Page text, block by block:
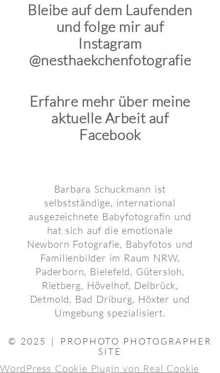
Bleibe auf dem Laufenden
und folge mir auf
Instagram
@nesthaekchenfotografie
Erfahre mehr über meine
aktuelle Arbeit auf
Facebook
Barbara Schuckmann ist
selbstständige, international
ausgezeichnete Babyfotografin und
hat sich auf die emotionale
Newborn Fotografie, Babyfotos und
Familienbilder im Raum NRW,
Paderborn, Bielefeld, Gütersloh,
Rietberg, Hövelhof, Delbrück,
Detmold, Bad Driburg, Höxter und
Umgebung spezialisiert.
© 2025 |
PROPHOTO PHOTOGRAPHER
SITE
WordPress Cookie Plugin von Real Cookie